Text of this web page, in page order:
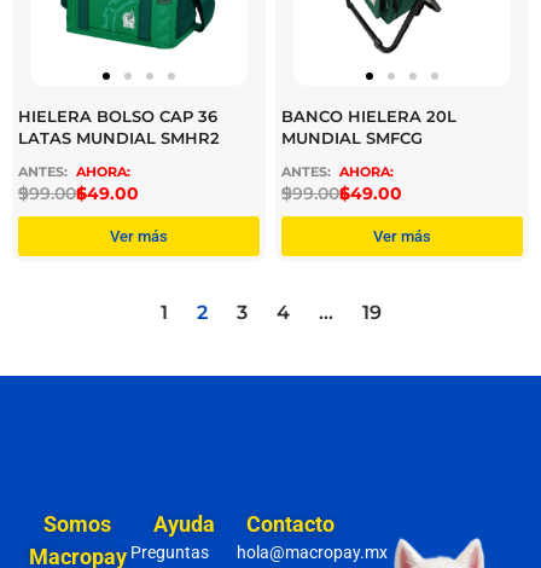
HIELERA BOLSO CAP 36
LATAS MUNDIAL SMHR2
$
999.00$
649.00
Ver más
BANCO HIELERA 20L
MUNDIAL SMFCG
$
999.00$
649.00
Ver más
1 2 3 4 … 19
Somos
Macropay
Ayuda
Preguntas
Contacto
hola@macropay.mx